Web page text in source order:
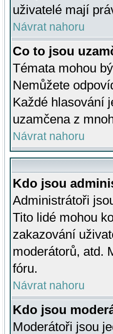
uživatelé mají
Návrat nahoru
Co to jsou
Témata mohou
Nemůžete
Každé hlasování
uzamčena z
Návrat nahoru
Kdo jsou
Administrátoři
Tito lidé mohou
zakazování
moderátorů, atd.
fóru.
Návrat nahoru
Kdo jsou
Moderátoři jsou